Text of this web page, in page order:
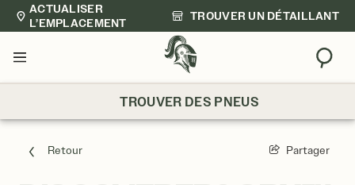
ACTUALISER
L’EMPLACEMENT
TROUVER UN DÉTAILLANT
Menu
TROUVER DES PNEUS
Retour Partager